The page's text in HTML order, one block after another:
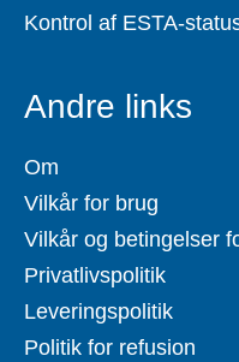
Kontrol af ESTA-
Andre links
Om
Vilkår for brug
Vilkår og betingelser
Privatlivspolitik
Leveringspolitik
Politik for refusion